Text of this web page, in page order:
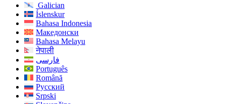
Galician
Íslenskur
Bahasa Indonesia
Македонски
Bahasa Melayu
नेपाली
فارسی
Português
Română
Русский
Srpski